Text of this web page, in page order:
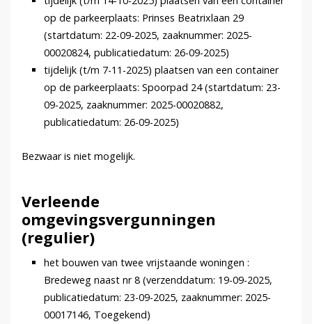
op de parkeerplaats: Prinses Beatrixlaan 29
(startdatum: 22-09-2025, zaaknummer: 2025-
00020824, publicatiedatum: 26-09-2025)
tijdelijk (t/m 7-11-2025) plaatsen van een container
op de parkeerplaats: Spoorpad 24 (startdatum: 23-
09-2025, zaaknummer: 2025-00020882,
publicatiedatum: 26-09-2025)
Bezwaar is niet mogelijk.
Verleende
omgevingsvergunningen
(regulier)
het bouwen van twee vrijstaande woningen :
Bredeweg naast nr 8 (verzenddatum: 19-09-2025,
publicatiedatum: 23-09-2025, zaaknummer: 2025-
00017146, Toegekend)